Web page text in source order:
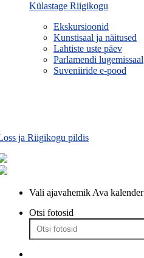
Külastage Riigikogu
Ekskursioonid
Kunstisaal ja näitused
Lahtiste uste päev
Parlamendi lugemissaal
Suveniiride e-pood
ja Riigikogu pildis
Vali ajavahemik Ava kalender
Otsi fotosid